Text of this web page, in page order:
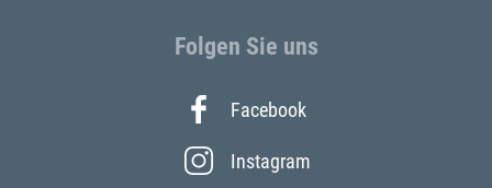
Folgen Sie uns
Facebook
Instagram